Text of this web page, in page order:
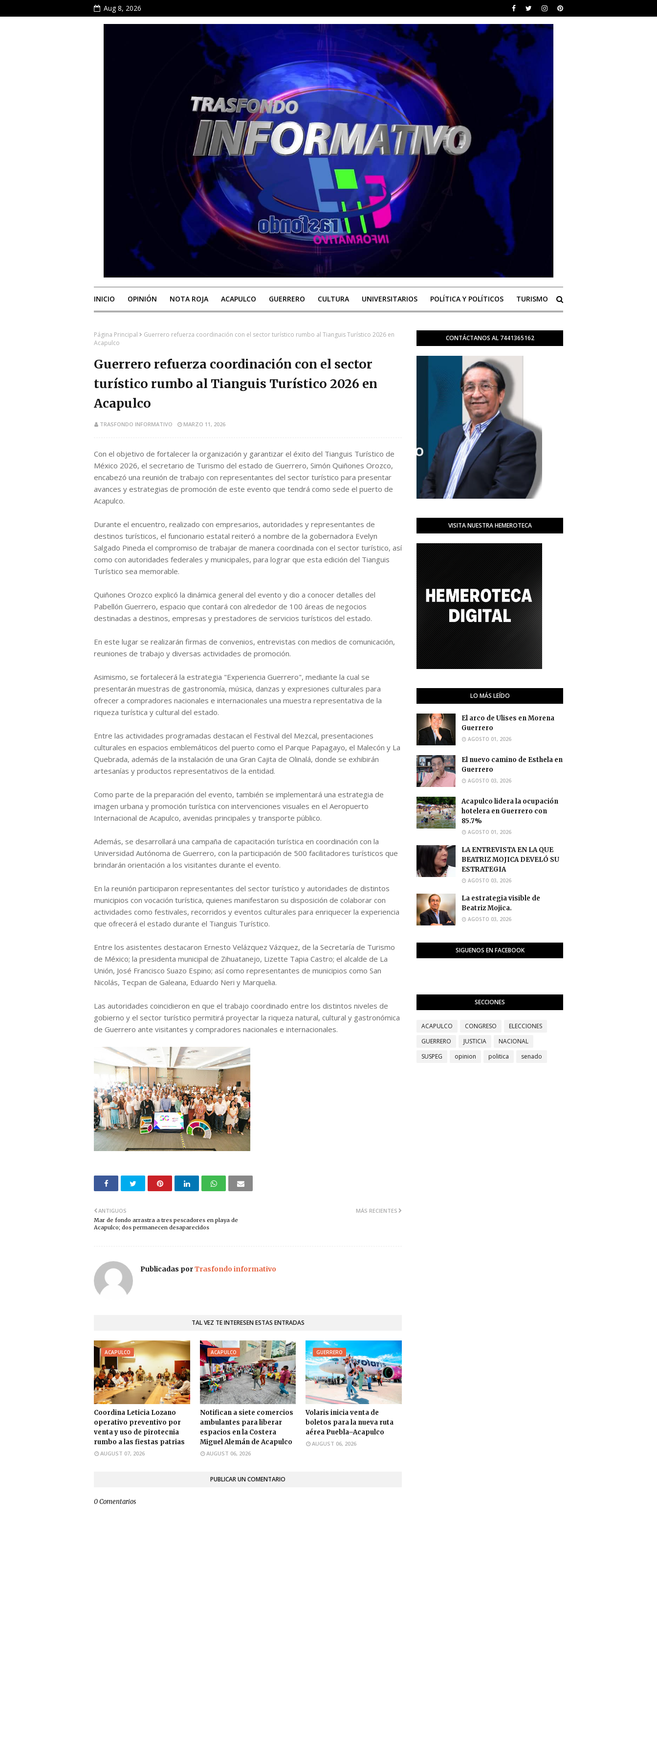
Aug 8, 2026
INICIO OPINIÓN NOTA ROJA ACAPULCO GUERRERO CULTURA UNIVERSITARIOS POLÍTICA Y POLÍTICOS TURISMO
Página Principal
Guerrero refuerza coordinación con el sector turístico rumbo al Tianguis Turístico 2026 en
Acapulco
Guerrero refuerza coordinación con el sector
turístico rumbo al Tianguis Turístico 2026 en
Acapulco
TRASFONDO INFORMATIVO MARZO 11, 2026
Con el objetivo de fortalecer la organización y garantizar el éxito del Tianguis Turístico de
México 2026, el secretario de Turismo del estado de Guerrero, Simón Quiñones Orozco,
encabezó una reunión de trabajo con representantes del sector turístico para presentar
avances y estrategias de promoción de este evento que tendrá como sede el puerto de
Acapulco.
Durante el encuentro, realizado con empresarios, autoridades y representantes de
destinos turísticos, el funcionario estatal reiteró a nombre de la gobernadora Evelyn
Salgado Pineda el compromiso de trabajar de manera coordinada con el sector turístico, así
como con autoridades federales y municipales, para lograr que esta edición del Tianguis
Turístico sea memorable.
Quiñones Orozco explicó la dinámica general del evento y dio a conocer detalles del
Pabellón Guerrero, espacio que contará con alrededor de 100 áreas de negocios
destinadas a destinos, empresas y prestadores de servicios turísticos del estado.
En este lugar se realizarán firmas de convenios, entrevistas con medios de comunicación,
reuniones de trabajo y diversas actividades de promoción.
Asimismo, se fortalecerá la estrategia "Experiencia Guerrero", mediante la cual se
presentarán muestras de gastronomía, música, danzas y expresiones culturales para
ofrecer a compradores nacionales e internacionales una muestra representativa de la
riqueza turística y cultural del estado.
Entre las actividades programadas destacan el Festival del Mezcal, presentaciones
culturales en espacios emblemáticos del puerto como el Parque Papagayo, el Malecón y La
Quebrada, además de la instalación de una Gran Cajita de Olinalá, donde se exhibirán
artesanías y productos representativos de la entidad.
Como parte de la preparación del evento, también se implementará una estrategia de
imagen urbana y promoción turística con intervenciones visuales en el Aeropuerto
Internacional de Acapulco, avenidas principales y transporte público.
Además, se desarrollará una campaña de capacitación turística en coordinación con la
Universidad Autónoma de Guerrero, con la participación de 500 facilitadores turísticos que
brindarán orientación a los visitantes durante el evento.
En la reunión participaron representantes del sector turístico y autoridades de distintos
municipios con vocación turística, quienes manifestaron su disposición de colaborar con
actividades como festivales, recorridos y eventos culturales para enriquecer la experiencia
que ofrecerá el estado durante el Tianguis Turístico.
Entre los asistentes destacaron Ernesto Velázquez Vázquez, de la Secretaría de Turismo
de México; la presidenta municipal de Zihuatanejo, Lizette Tapia Castro; el alcalde de La
Unión, José Francisco Suazo Espino; así como representantes de municipios como San
Nicolás, Tecpan de Galeana, Eduardo Neri y Marquelia.
Las autoridades coincidieron en que el trabajo coordinado entre los distintos niveles de
gobierno y el sector turístico permitirá proyectar la riqueza natural, cultural y gastronómica
de Guerrero ante visitantes y compradores nacionales e internacionales.
MÁS RECIENTES
ANTIGUOS
Mar de fondo arrastra a tres pescadores en playa de
Acapulco; dos permanecen desaparecidos
Publicadas porTrasfondo informativo
TAL VEZ TE INTERESEN ESTAS ENTRADAS
ACAPULCO
Coordina Leticia Lozano
operativo preventivo por
venta y uso de pirotecnia
rumbo a las fiestas patrias
AUGUST 07, 2026
ACAPULCO
Notifican a siete comercios
ambulantes para liberar
espacios en la Costera
Miguel Alemán de Acapulco
AUGUST 06, 2026
GUERRERO
Volaris inicia venta de
boletos para la nueva ruta
aérea Puebla–Acapulco
AUGUST 06, 2026
PUBLICAR UN COMENTARIO
0 Comentarios
CONTÁCTANOS AL 7441365162
VISITA NUESTRA HEMEROTECA
LO MÁS LEÍDO
El arco de Ulises en Morena
Guerrero
AGOSTO 01, 2026
El nuevo camino de Esthela en
Guerrero
AGOSTO 03, 2026
Acapulco lidera la ocupación
hotelera en Guerrero con
85.7%
AGOSTO 01, 2026
LA ENTREVISTA EN LA QUE
BEATRIZ MOJICA DEVELÓ SU
ESTRATEGIA
AGOSTO 03, 2026
La estrategia visible de
Beatriz Mojica.
AGOSTO 03, 2026
SIGUENOS EN FACEBOOK
SECCIONES
ACAPULCO CONGRESO
ELECCIONES
GUERRERO
JUSTICIA
NACIONAL
SUSPEG
opinion politica senado